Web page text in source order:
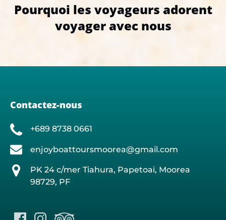
Pourquoi les voyageurs adorent
voyager avec nous
Contactez-nous
+689 8738 0661
enjoyboattoursmoorea@gmail.com
PK 24 c/mer Tiahura, Papetoai, Moorea
98729, PF